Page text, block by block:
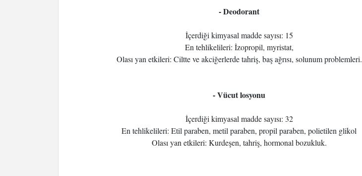
- Deodorant
İçerdiği kimyasal madde sayısı: 15
En tehlikelileri: İzopropil, myristat,
Olası yan etkileri: Ciltte ve akciğerlerde tahriş, baş ağrısı, solunum problemleri.
- Vücut losyonu
İçerdiği kimyasal madde sayısı: 32
En tehlikelileri: Etil paraben, metil paraben, propil paraben, polietilen glikol
Olası yan etkileri: Kurdeşen, tahriş, hormonal bozukluk.